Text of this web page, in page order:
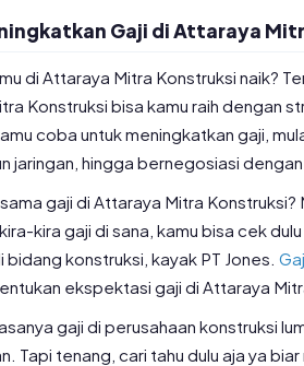
Gaji di Attaraya
di Attaraya Mitra Konstruksi naik?
Konstruksi bisa kamu raih dengan
coba untuk meningkatkan gaji,
jaringan, hingga bernegosiasi dengan
gaji di Attaraya Mitra
kira gaji di sana, kamu bisa cek
konstruksi, kayak PT Jones.
ekspektasi gaji di Attaraya
gaji di perusahaan konstruksi
Tapi tenang, cari tahu dulu aja ya biar